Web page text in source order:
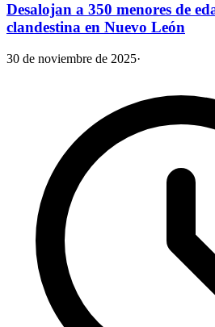
Desalojan a 350 menores de
clandestina en Nuevo León
30 de noviembre de 2025·